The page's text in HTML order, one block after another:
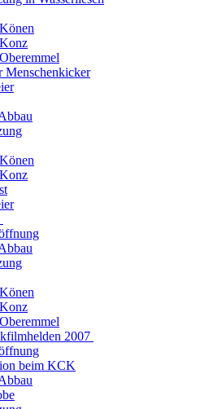
Menschenkicker
2007
beim KCK